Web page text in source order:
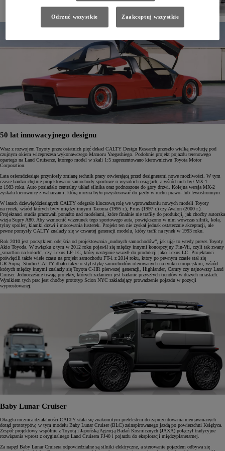
50 lat innowacyjnego designu
Wraz z rozwojem Toyoty przez ostatnich pięć dekad CALTY Design Research przeszło wielką ewolucję pod
czujnym okiem wiceprezesa wykonawczego Mamoru Yaegashiego. Podobnie projekt pojazdu terenowego
opartego na Land Cruiserze, którego model w skali 1:5 zaprezentowano kierownictwu Toyota Motor
Corporation.
Lata osiemdziesiąte przyniosły zmianę technik pracy otwierającą przed designerami nowe możliwości. W tym
czasie bardzo chętnie projektowano samochody sportowe o wysokich osiągach, a wśród nich był MX-1
z 1983 roku. Auto posiadało centralny układ silnika oraz podnoszone do góry drzwi. Kolejna wersja MX-2
zyskała kierownicę z wahaczami, którą można było przystosować do jazdy w ruchu prawo- lub lewostronnym.
W latach dziewięćdziesiątych CALTY odegrało kluczową rolę we wprowadzaniu nowych modeli Toyoty
na rynek, wśród których były między innymi Tacoma (1995 r.), Prius (1997 r.) czy Avalon (2000 r.).
Projektanci studia pracowali ponadto nad modelami, które finalnie nie trafiły do produkcji, jak choćby autorska
wizja Supry A80. Aby wzmocnić wizerunek tego sportowego auta, powiększono w nim wówczas silnik, koła,
tylny spoiler, klamki drzwi i mocowania lusterek. Projekt ten nie zyskał jednak ostatecznie akceptacji, ale
pewne pomysły CALTY znalazły się w czwartej generacji modelu, który trafił na rynek w 1993 roku.
Rok 2010 jest początkiem odejścia od projektowania „nudnych samochodów”, jak ujął to wtedy prezes Toyoty
Akio Toyoda. W związku z tym w 2012 roku pojawił się między innymi koncepcyjny Fin-Vii, czyli tak zwany
„smartfon na kołach”, czy Lexus LF-LC, który następnie wszedł do produkcji jako Lexus LC. Projektanci
poświęcili także wiele czasu na projekt samochodu FT-1 z 2014 roku, który po pewnym czasie stał się
GR Suprą. Studio CALTY dbało także o stylistykę samochodów oferowanych na rynku europejskim, wśród
których między innymi znalazły się Toyota C-HR pierwszej generacji, Highlander, Camry czy najnowszy Land
Cruiser. Jednocześnie trwają projekty, których zadaniem jest badanie przyszłych trendów w dużych miastach.
Wynikiem tych prac jest choćby prototyp Scion NYC zakładający prowadzenie pojazdu w pozycji
wyprostowanej.
Baby Lunar Cruiser
Okrągła rocznica działalności CALTY stała się znakomitym pretekstem do zaprezentowania nieujawnianych
dotąd prototypów, w tym modelu Baby Lunar Cruiser (BLC) zainspirowanego jazdą po powierzchni Księżyca.
Zespół projektowy wspólnie z Toyotą i Japońską Agencją Badań Kosmicznych (JAXA) połączył tradycyjne
rozwiązania wprost z oryginalnego Land Cruisera FJ40 i pojazdu do eksploracji międzyplanetarnej.
Za napęd Baby Lunar Cruisera odpowiedzialne są silniki elektryczne, a sterowanie pojazdem odbywa się
Odrzuć wszystkie Zaakceptuj wszystkie